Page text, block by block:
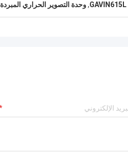
,وحدة التصوير الحراري المبردة